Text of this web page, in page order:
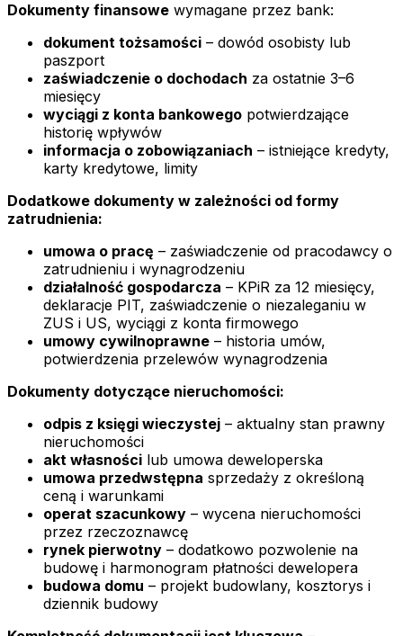
Dokumenty finansowe wymagane przez bank:
dokument tożsamości – dowód osobisty lub
paszport
zaświadczenie o dochodach za ostatnie 3–6
miesięcy
wyciągi z konta bankowego potwierdzające
historię wpływów
informacja o zobowiązaniach – istniejące kredyty,
karty kredytowe, limity
Dodatkowe dokumenty w zależności od formy
zatrudnienia:
umowa o pracę – zaświadczenie od pracodawcy o
zatrudnieniu i wynagrodzeniu
działalność gospodarcza – KPiR za 12 miesięcy,
deklaracje PIT, zaświadczenie o niezaleganiu w
ZUS i US, wyciągi z konta firmowego
umowy cywilnoprawne – historia umów,
potwierdzenia przelewów wynagrodzenia
Dokumenty dotyczące nieruchomości:
odpis z księgi wieczystej – aktualny stan prawny
nieruchomości
akt własności lub umowa deweloperska
umowa przedwstępna sprzedaży z określoną
ceną i warunkami
operat szacunkowy – wycena nieruchomości
przez rzeczoznawcę
rynek pierwotny – dodatkowo pozwolenie na
budowę i harmonogram płatności dewelopera
budowa domu – projekt budowlany, kosztorys i
dziennik budowy